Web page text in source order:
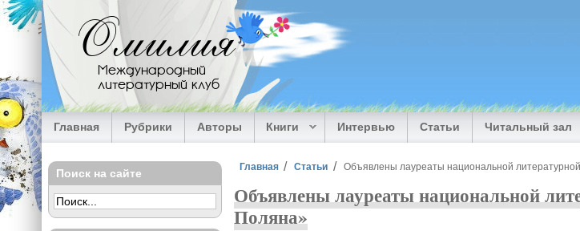
Перейти к основному содержанию
Омилия
Международный
литературный клуб
Главная Рубрики Авторы Книги Интервью Статьи Читальный зал
Вы здесь
Главная Статьи Объявлены лауреаты национальной
Объявлены лауреаты национальной
Поляна»
Поиск на сайте